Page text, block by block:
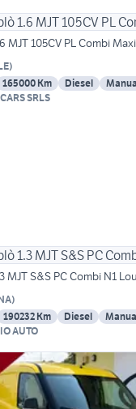
MJT 105CV PL Combi
)
165000 Km Diesel
SRLS
MJT S&S PC Combi N1
)
190232 Km Diesel
AUTO